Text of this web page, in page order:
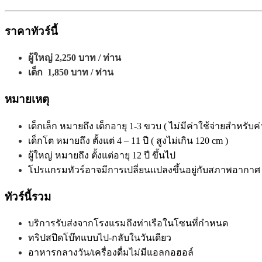
ราคาทัวร์นี้
ผู้ใหญ่ 2,250 บาท / ท่าน
เด็ก 1,850 บาท / ท่าน
หมายเหตุ
เด็กเล็ก หมายถึง เด็กอายุ 1-3 ขวบ ( ไม่มีค่าใช้จ่ายสำหรับ
เด็กโต หมายถึง ตั้งแต่ 4 – 11 ปี ( สูงไม่เกิน 120 cm )
ผู้ใหญ่ หมายถึง ตั้งแต่อายุ 12 ปี ขึ้นไป
โปรแกรมทัวร์อาจมีการเปลี่ยนแปลงขึ้นอยู่กับสภาพอากาศ
ทัวร์นี้รวม
บริการรับส่งจากโรงแรมถึงท่าเรือในโซนที่กำหนด
ทริปสปีดโบ๊ทแบบไป-กลับในวันเดียว
อาหารกลางวัน/เครื่องดื่มไม่มีแอลกอฮอล์